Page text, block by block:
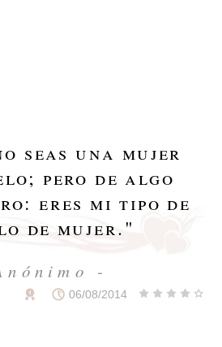
seas una mujer
pero de algo
eres mi tipo de
de mujer."
-
06/08/2014